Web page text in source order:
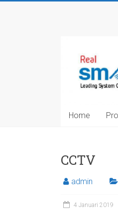
Leading
System
Consultant
Integrator
and
Automation
Home
CCTV
admin
4 Januari 2019